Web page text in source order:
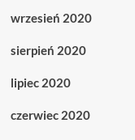
wrzesień 2020
sierpień 2020
lipiec 2020
czerwiec 2020